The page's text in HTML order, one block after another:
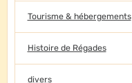
Tourisme & hébergements
Histoire de Régades
divers